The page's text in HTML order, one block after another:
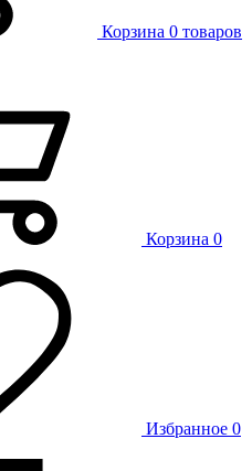
Корзина 0 товаров
Корзина 0
Избранное 0